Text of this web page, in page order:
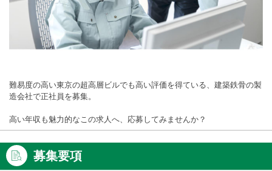
難易度の高い東京の超高層ビルでも高い評価を得ている、建築鉄骨の製
造会社で正社員を募集。
高い年収も魅力的なこの求人へ、応募してみませんか？
募集要項